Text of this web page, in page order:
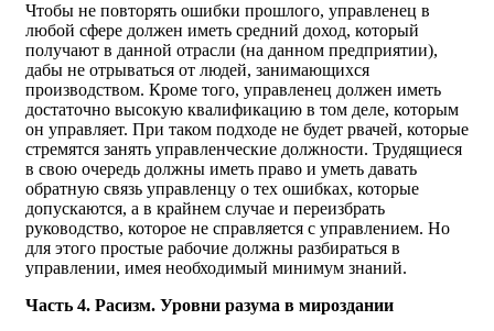
Чтобы не повторять ошибки прошлого, управленец в
любой сфере должен иметь средний доход, который
получают в данной отрасли (на данном предприятии),
дабы не отрываться от людей, занимающихся
производством. Кроме того, управленец должен иметь
достаточно высокую квалификацию в том деле, которым
он управляет. При таком подходе не будет рвачей, которые
стремятся занять управленческие должности. Трудящиеся
в свою очередь должны иметь право и уметь давать
обратную связь управленцу о тех ошибках, которые
допускаются, а в крайнем случае и переизбрать
руководство, которое не справляется с управлением. Но
для этого простые рабочие должны разбираться в
управлении, имея необходимый минимум знаний.
Часть 4. Расизм. Уровни разума в мироздании